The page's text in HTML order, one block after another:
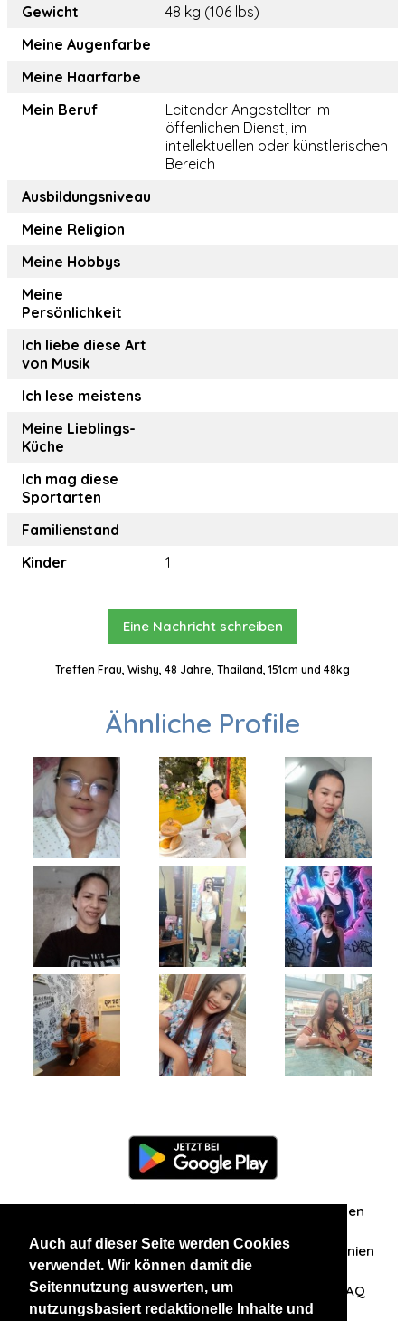
Auch auf dieser Seite werden Cookies
verwendet. Wir können damit die
Seitennutzung auswerten, um
nutzungsbasiert redaktionelle Inhalte und
Gewicht
48 kg (106 lbs)
Meine Augenfarbe
Meine Haarfarbe
Mein Beruf
Leitender Angestellter im
öffenlichen Dienst, im
intellektuellen oder künstlerischen
Bereich
Ausbildungsniveau
Meine Religion
Meine Hobbys
Meine
Persönlichkeit
Ich liebe diese Art
von Musik
Ich lese meistens
Meine Lieblings-
Küche
Ich mag diese
Sportarten
Familienstand
Kinder
1
Eine Nachricht schreiben
Treffen Frau, Wishy, 48 Jahre, Thailand, 151cm und 48kg
Ähnliche Profile
Zuschriften/Erfahrungen
Datenschutzerklärung AGB Datenschutzrichtlinien
Nehmen Sie Kontakt mit uns auf FAQ